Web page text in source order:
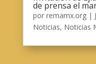
de prensa el
por remamx.org|
Noticias, Noticias